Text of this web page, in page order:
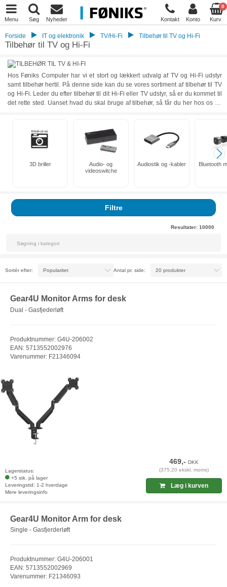
Menu Søg Nyheder Kontakt Konto
0
Kurv
Forside IT og elektronik TV/Hi-Fi Tilbehør til TV og Hi-Fi
Tilbehør til TV og Hi-Fi
Hos Føniks Computer har vi et stort og lækkert udvalg af TV og Hi-Fi udstyr
samt tilbehør hertil. På denne side kan du se vores sortiment af tilbehør til TV
og Hi-Fi. Leder du efter tilbehør til dit Hi-Fi eller TV udstyr, så er du kommet til
det rette sted. Uanset hvad du skal bruge af tilbehør, så får du her hos os en
mikrofoner, montering og beslag, signalforstærkere, tasker, antenner og meget
mere. Se vores store udvalg nedenfor og find nøjagtigt det tilbehør, der passer
til dig og dit TV eller Hi-Fi udstyr.
3D briller
Audio- og
videoswitche
Audiostik og -kabler Bluetooth
Filtre
Resultater: 10000
Sortér efter: Antal pr. side:
Gear4U Monitor Arms for desk
Dual - Gasfjederløft
Produktnummer: G4U-206002
EAN: 5713552002976
Varenummer: F21346094
Lagerstatus:
+5 stk. på lager
Leveringstid: 1-2 hverdage
Mere leveringsinfo
469,-DKK
(375,20 ekskl. moms)
Læg i kurven
Gear4U Monitor Arm for desk
Single - Gasfjerderløft
Produktnummer: G4U-206001
EAN: 5713552002969
Varenummer: F21346093